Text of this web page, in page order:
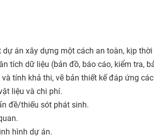
án xây dựng một cách an toàn, kịp
tích dữ liệu (bản đồ, báo cáo, kiểm tra,
tính khả thi, vẽ bản thiết kế đáp ứng
liệu và chi phí.
đề/thiếu sót phát sinh.
hình dự án.